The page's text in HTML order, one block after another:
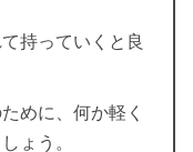
持っていくと良
めに、何か軽く
ょう。